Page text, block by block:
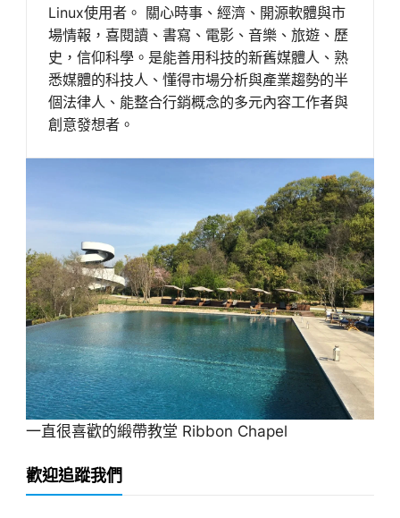
Linux使用者。 關心時事、經濟、開源軟體與市
場情報，喜閱讀、書寫、電影、音樂、旅遊、歷
史，信仰科學。是能善用科技的新舊媒體人、熟
悉媒體的科技人、懂得市場分析與產業趨勢的半
個法律人、能整合行銷概念的多元內容工作者與
創意發想者。
一直很喜歡的緞帶教堂 Ribbon Chapel
歡迎追蹤我們